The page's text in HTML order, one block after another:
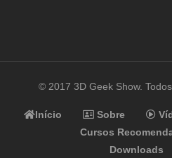
© 2017 3D Geek Show.
Início Sobre
Cursos
Downloads